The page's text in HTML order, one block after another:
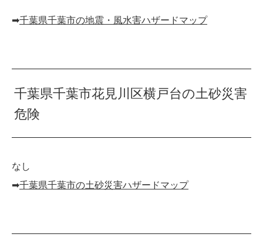
➡︎千葉県千葉市の地震・風水害ハザードマップ
千葉県千葉市花見川区横戸台の土砂災害
危険
なし
➡︎千葉県千葉市の土砂災害ハザードマップ